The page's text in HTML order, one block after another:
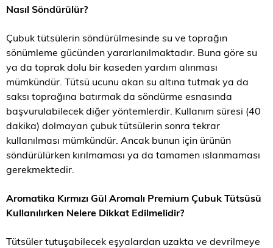
Nasıl Söndürülür?
Çubuk tütsülerin söndürülmesinde su ve toprağın
sönümleme gücünden yararlanılmaktadır. Buna göre su
ya da toprak dolu bir kaseden yardım alınması
mümkündür. Tütsü ucunu akan su altına tutmak ya da
saksı toprağına batırmak da söndürme esnasında
başvurulabilecek diğer yöntemlerdir. Kullanım süresi (40
dakika) dolmayan çubuk tütsülerin sonra tekrar
kullanılması mümkündür. Ancak bunun için ürünün
söndürülürken kırılmaması ya da tamamen ıslanmaması
gerekmektedir.
Aromatika Kırmızı Gül Aromalı Premium Çubuk Tütsüsü
Kullanılırken Nelere Dikkat Edilmelidir?
Tütsüler tutuşabilecek eşyalardan uzakta ve devrilmeye